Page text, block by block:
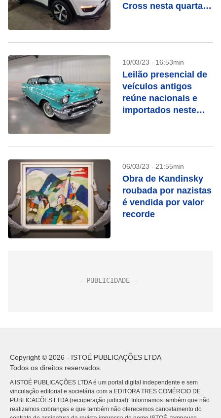
Cross nesta quarta
10/03/23 - 16:53min
Leilão presencial de
veículos antigos
reúne nacionais e
importados neste
06/03/23 - 21:55min
Obra de Kandinsky
roubada por nazistas
é vendida por valor
recorde
Copyright © 2026 - ISTOÉ PUBLICAÇÕES LTDA
Todos os direitos reservados.
A ISTOÉ PUBLICAÇÕES LTDA é um portal digital independente e sem
vinculação editorial e societária com a EDITORA TRES COMÉRCIO DE
PUBLICACÕES LTDA (recuperação judicial). Informamos também que não
realizamos cobranças e que também não oferecemos cancelamento do